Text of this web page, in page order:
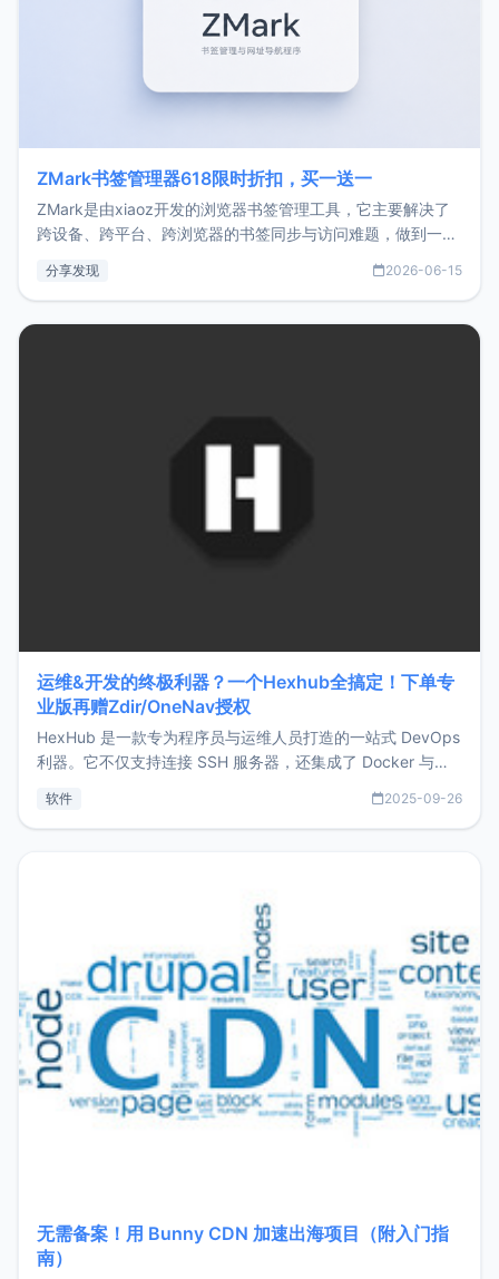
ZMark书签管理器618限时折扣，买一送一
ZMark是由xiaoz开发的浏览器书签管理工具，它主要解决了
跨设备、跨平台、跨浏览器的书签同步与访问难题，做到一处
用，让管理更高效。ZMark官网地址：
分享发现 2026-06-15
运维&开发的终极利器？一个Hexhub全搞定！下单专
业版再赠Zdir/OneNav授权
HexHub 是一款专为程序员与运维人员打造的一站式 DevOps
利器。它不仅支持连接 SSH 服务器，还集成了 Docker 与常
件间频繁切换，仅凭 HexHub 即可同时搞定运维与数据库操
软件 2025-09-26
无需备案！用 Bunny CDN 加速出海项目（附入门指
南）